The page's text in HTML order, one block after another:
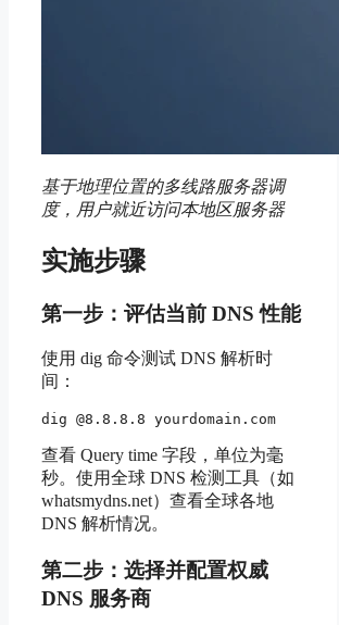
基于地理位置的多线路服务器调
度，用户就近访问本地区服务器
实施步骤
第一步：评估当前 DNS 性能
使用 dig 命令测试 DNS 解析时
间：
查看 Query time 字段，单位为毫
秒。使用全球 DNS 检测工具（如
whatsmydns.net）查看全球各地
DNS 解析情况。
第二步：选择并配置权威
DNS 服务商